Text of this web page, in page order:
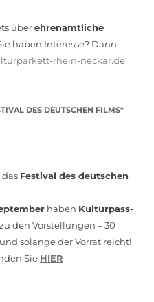
überehrenamtliche
haben Interesse? Dann
rhein-neckar.de
DES DEUTSCHEN FILMS*
Festival des deutschen
haben Kulturpass-
zu den Vorstellungen – 30
solange der Vorrat reicht!
Sie HIER